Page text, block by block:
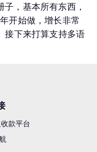
子，基本所有东西，
开始做，增长非常
接下来打算支持多语
款平台